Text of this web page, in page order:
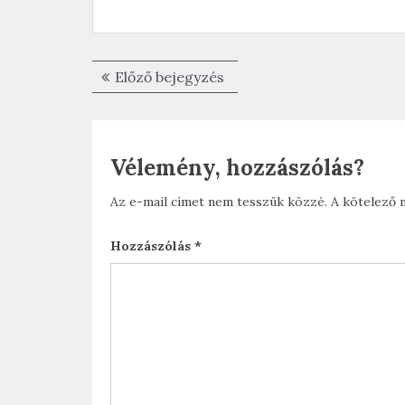
Bejegyzés
navigáció
Előző bejegyzés
bejegyzés:
Vélemény, hozzászólás?
Az e-mail címet nem tesszük közzé. A kötelező
Hozzászólás *